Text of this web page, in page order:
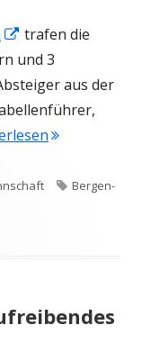
In
neuem
Fenster
öffnen
trafen die
und 3
aus der
"2:6 gegen
Schlagwörter
Bergen-